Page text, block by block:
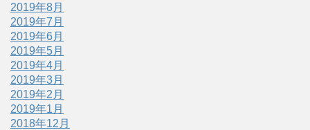
2019年8月
2019年7月
2019年6月
2019年5月
2019年4月
2019年3月
2019年2月
2019年1月
2018年12月